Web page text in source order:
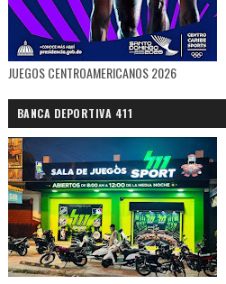
JUEGOS CENTROAMERICANOS 2026
BANCA DEPORTIVA 411